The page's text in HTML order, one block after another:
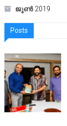
ജൂൺ 2019
Posts